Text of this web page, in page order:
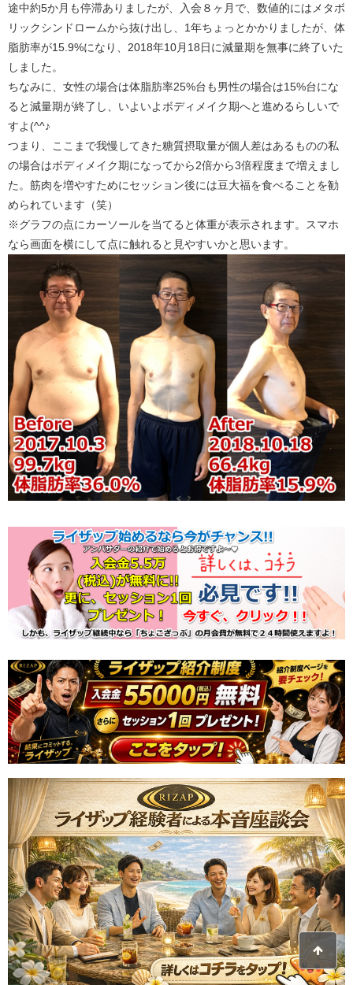
途中約5か月も停滞ありましたが、入会８ヶ月で、数値的にはメタボ
リックシンドロームから抜け出し、1年ちょっとかかりましたが、体
脂肪率が15.9%になり、2018年10月18日に減量期を無事に終了いた
しました。
ちなみに、女性の場合は体脂肪率25%台も男性の場合は15%台にな
ると減量期が終了し、いよいよボディメイク期へと進めるらしいで
すよ(^^♪
つまり、ここまで我慢してきた糖質摂取量が個人差はあるものの私
の場合はボディメイク期になってから2倍から3倍程度まで増えまし
た。筋肉を増やすためにセッション後には豆大福を食べることを勧
められています（笑）
※グラフの点にカーソールを当てると体重が表示されます。スマホ
なら画面を横にして点に触れると見やすいかと思います。